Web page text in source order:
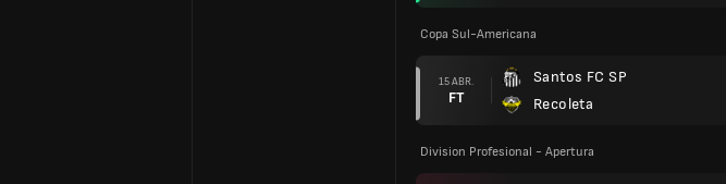
Copa Sul-Americana
15 ABR.
FT
Santos FC SP
Recoleta
Division Profesional - Apertura